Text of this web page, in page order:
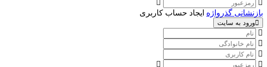
بازنشانی گذرواژه ایجاد حساب کاربری
ورود به سایت